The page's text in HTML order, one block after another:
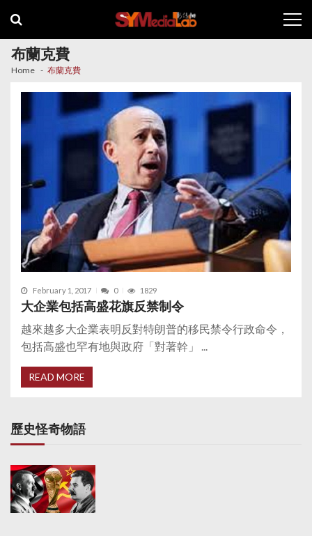
navigation
content
布蘭克費
Home 布蘭克費
February 1, 2017 0 1829
大企業包括高盛花旗反禁制令
越來越多大企業表明反對特朗普的移民禁令行政命令，
包括高盛也罕有地與政府「對著幹」 ...
READ MORE
歷史怪奇物語